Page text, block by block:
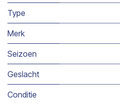
Type
Merk
Seizoen
Geslacht
Conditie